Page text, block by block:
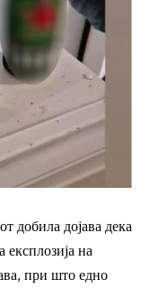
добила дојава дека
експлозија на
при што едно